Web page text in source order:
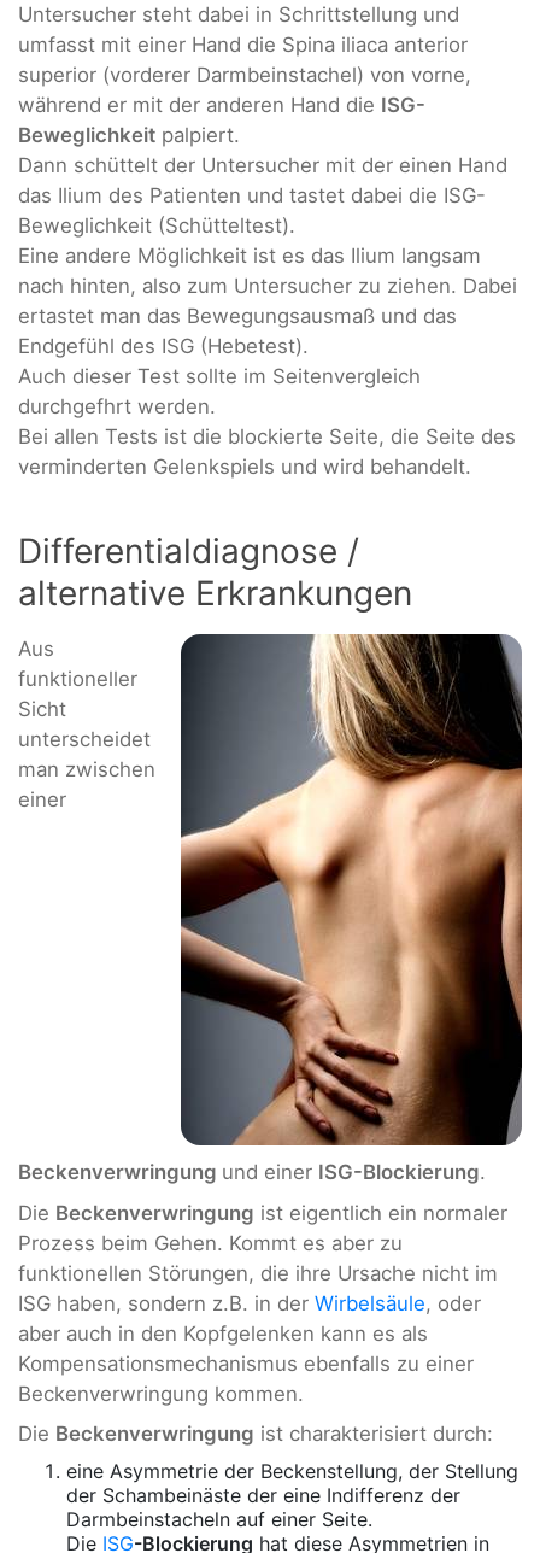
Untersucher steht dabei in Schrittstellung und
umfasst mit einer Hand die Spina iliaca anterior
superior (vorderer Darmbeinstachel) von vorne,
während er mit der anderen Hand die ISG-
Beweglichkeit palpiert.
Dann schüttelt der Untersucher mit der einen Hand
das Ilium des Patienten und tastet dabei die ISG-
Beweglichkeit (Schütteltest).
Eine andere Möglichkeit ist es das Ilium langsam
nach hinten, also zum Untersucher zu ziehen. Dabei
ertastet man das Bewegungsausmaß und das
Endgefühl des ISG (Hebetest).
Auch dieser Test sollte im Seitenvergleich
durchgefhrt werden.
Bei allen Tests ist die blockierte Seite, die Seite des
verminderten Gelenkspiels und wird behandelt.
Differentialdiagnose /
alternative Erkrankungen
Aus
funktioneller
Sicht
unterscheidet
man zwischen
einer
Beckenverwringung und einer ISG-Blockierung.
Die Beckenverwringung ist eigentlich ein normaler
Prozess beim Gehen. Kommt es aber zu
funktionellen Störungen, die ihre Ursache nicht im
ISG haben, sondern z.B. in der Wirbelsäule, oder
aber auch in den Kopfgelenken kann es als
Kompensationsmechanismus ebenfalls zu einer
Beckenverwringung kommen.
Die Beckenverwringung ist charakterisiert durch:
eine Asymmetrie der Beckenstellung, der Stellung
der Schambeinäste der eine Indifferenz der
Darmbeinstacheln auf einer Seite.
Die ISG-Blockierung hat diese Asymmetrien in